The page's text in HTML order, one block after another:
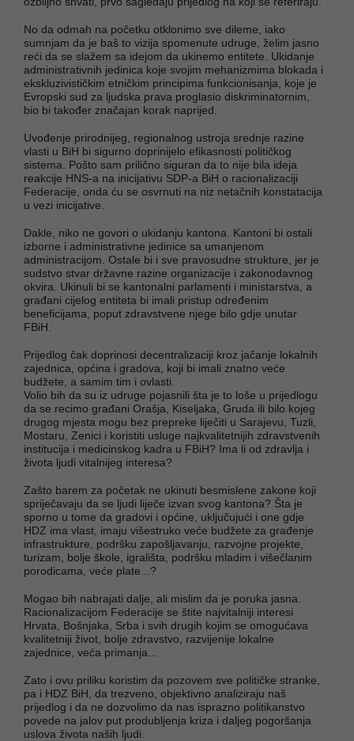
No da odmah na početku otklonimo sve dileme, iako
sumnjam da je baš to vizija spomenute udruge, želim jasno
reći da se slažem sa idejom da ukinemo entitete. Ukidanje
administrativnih jedinica koje svojim mehanizmima blokada i
ekskluzivističkim etničkim principima funkcionisanja, koje je
Evropski sud za ljudska prava proglasio diskriminatornim,
bio bi također značajan korak naprijed.
Uvođenje prirodnijeg, regionalnog ustroja srednje razine
vlasti u BiH bi sigurno doprinijelo efikasnosti političkog
sistema. Pošto sam prilično siguran da to nije bila ideja
reakcije HNS-a na inicijativu SDP-a BiH o racionalizaciji
Federacije, onda ću se osvrnuti na niz netačnih konstatacija
u vezi inicijative.
Dakle, niko ne govori o ukidanju kantona. Kantoni bi ostali
izborne i administrativne jedinice sa umanjenom
administracijom. Ostale bi i sve pravosudne strukture, jer je
sudstvo stvar državne razine organizacije i zakonodavnog
okvira. Ukinuli bi se kantonalni parlamenti i ministarstva, a
građani cijelog entiteta bi imali pristup određenim
beneficijama, poput zdravstvene njege bilo gdje unutar
FBiH.
Prijedlog čak doprinosi decentralizaciji kroz jačanje lokalnih
zajednica, općina i gradova, koji bi imali znatno veće
budžete, a samim tim i ovlasti.
Volio bih da su iz udruge pojasnili šta je to loše u prijedlogu
da se recimo građani Orašja, Kiseljaka, Gruda ili bilo kojeg
drugog mjesta mogu bez prepreke liječiti u Sarajevu, Tuzli,
Mostaru, Zenici i koristiti usluge najkvalitetnijih zdravstvenih
institucija i medicinskog kadra u FBiH? Ima li od zdravlja i
života ljudi vitalnijeg interesa?
Zašto barem za početak ne ukinuti besmislene zakone koji
spriječavaju da se ljudi liječe izvan svog kantona? Šta je
sporno u tome da gradovi i općine, uključujući i one gdje
HDZ ima vlast, imaju višestruko veće budžete za građenje
infrastrukture, podršku zapošljavanju, razvojne projekte,
turizam, bolje škole, igrališta, podršku mladim i višečlanim
porodicama, veće plate...?
Mogao bih nabrajati dalje, ali mislim da je poruka jasna.
Racionalizacijom Federacije se štite najvitalniji interesi
Hrvata, Bošnjaka, Srba i svih drugih kojim se omogućava
kvalitetniji život, bolje zdravstvo, razvijenije lokalne
zajednice, veća primanja...
Zato i ovu priliku koristim da pozovem sve političke stranke,
pa i HDZ BiH, da trezveno, objektivno analiziraju naš
prijedlog i da ne dozvolimo da nas isprazno politikanstvo
povede na jalov put produbljenja kriza i daljeg pogoršanja
uslova života naših ljudi.